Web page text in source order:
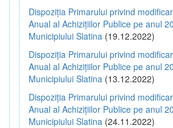
Dispoziția Primarului privind
Anual al Achizițiilor Publice pe anul
Municipiului Slatina (19.12.2022)
Dispoziția Primarului privind
Anual al Achizițiilor Publice pe anul
Municipiului Slatina (13.12.2022)
Dispoziția Primarului privind
Anual al Achizițiilor Publice pe anul
Municipiului Slatina (24.11.2022)